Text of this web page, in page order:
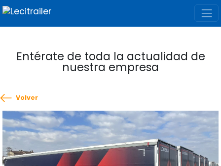
Entérate de toda la actualidad de
nuestra empresa
Volver